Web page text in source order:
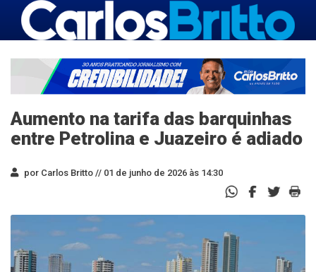
Aumento na tarifa das barquinhas
entre Petrolina e Juazeiro é adiado
por Carlos Britto // 01 de junho de 2026 às 14:30